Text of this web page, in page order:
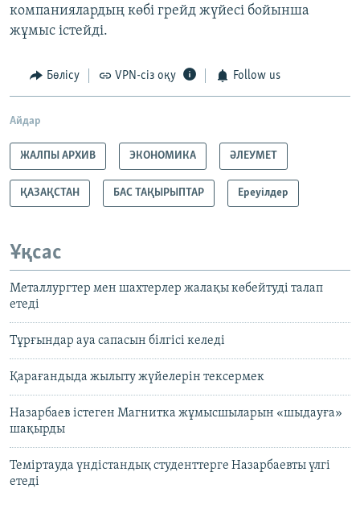
компаниялардың көбі грейд жүйесі бойынша
жұмыс істейді.
Бөлісу VPN-сіз оқу Follow us
Айдар
ЖАЛПЫ АРХИВ ЭКОНОМИКА ӘЛЕУМЕТ
ҚАЗАҚСТАН БАС ТАҚЫРЫПТАР Ереуілдер
Ұқсас
Металлургтер мен шахтерлер жалақы көбейтуді талап
етеді
Тұрғындар ауа сапасын білгісі келеді
Қарағандыда жылыту жүйелерін тексермек
Назарбаев істеген Магнитка жұмысшыларын «шыдауға»
шақырды
Теміртауда үндістандық студенттерге Назарбаевты үлгі
етеді